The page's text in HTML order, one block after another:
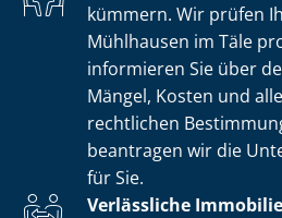
kümmern. Wir prüfen
Mühlhausen im Täle
informieren Sie über
Mängel, Kosten und
rechtlichen
beantragen wir die
für Sie.
Verlässliche